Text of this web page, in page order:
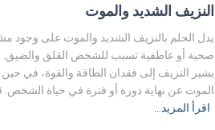
النزيف الشديد والموت
يدل الحلم بالنزيف الشديد والموت على وجود
صحية أو عاطفية تسبب للشخص القلق والضيق.
يشير النزيف إلى فقدان الطاقة والقوة، في حين
الموت عن نهاية دورة أو فترة في حياة الشخص.
اقرأ المزيد…